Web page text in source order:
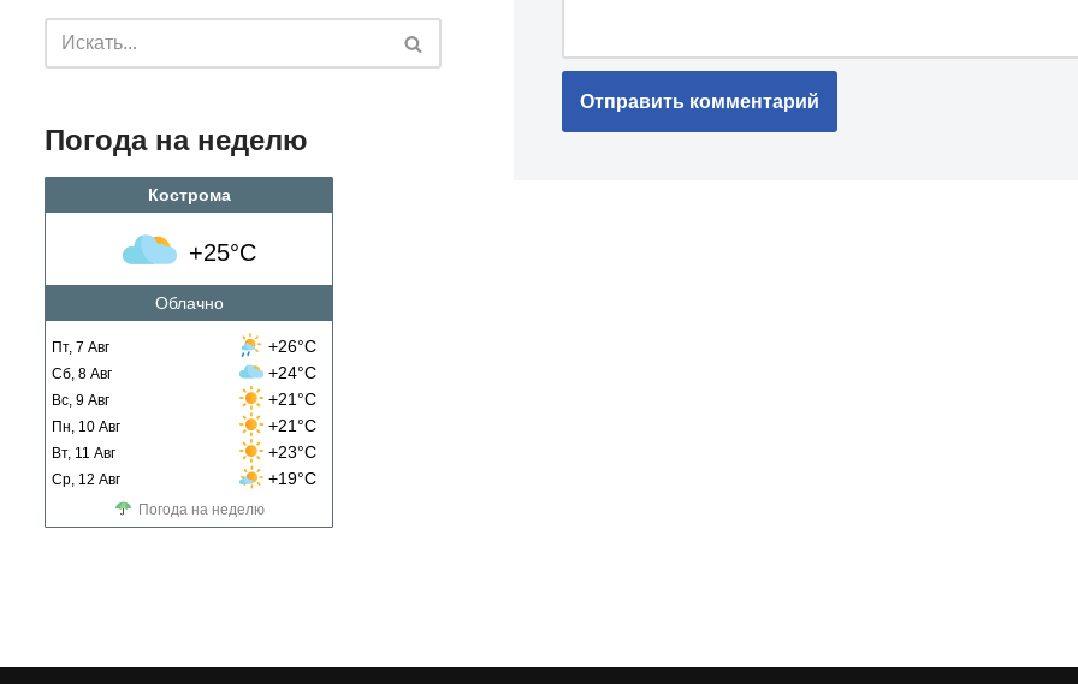
Погода на неделю
Кострома
+25°C
Облачно
Пт, 7 Авг +26°C
Сб, 8 Авг +24°C
Вс, 9 Авг +21°C
Пн, 10 Авг +21°C
Вт, 11 Авг +23°C
Ср, 12 Авг +19°C
Погода на неделю